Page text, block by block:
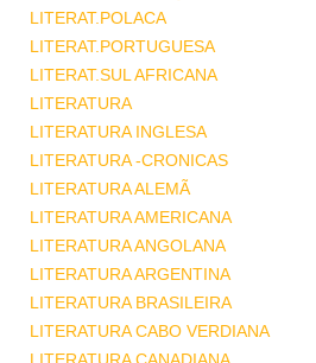
LITERAT.POLACA
LITERAT.PORTUGUESA
LITERAT.SUL AFRICANA
LITERATURA
LITERATURA INGLESA
LITERATURA -CRONICAS
LITERATURA ALEMÃ
LITERATURA AMERICANA
LITERATURA ANGOLANA
LITERATURA ARGENTINA
LITERATURA BRASILEIRA
LITERATURA CABO VERDIANA